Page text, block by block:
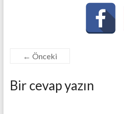
← Önceki
Bir cevap yazın